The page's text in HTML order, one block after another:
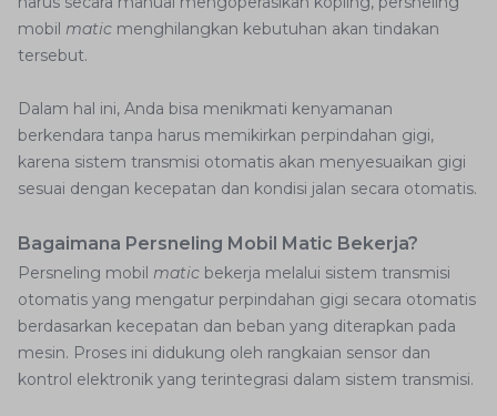
mobil matic menghilangkan kebutuhan akan tindakan
tersebut.
Dalam hal ini, Anda bisa menikmati kenyamanan
berkendara tanpa harus memikirkan perpindahan gigi,
karena sistem transmisi otomatis akan menyesuaikan gigi
sesuai dengan kecepatan dan kondisi jalan secara otomatis.
Bagaimana Persneling Mobil Matic Bekerja?
Persneling mobil matic bekerja melalui sistem transmisi
otomatis yang mengatur perpindahan gigi secara otomatis
berdasarkan kecepatan dan beban yang diterapkan pada
mesin. Proses ini didukung oleh rangkaian sensor dan
kontrol elektronik yang terintegrasi dalam sistem transmisi.